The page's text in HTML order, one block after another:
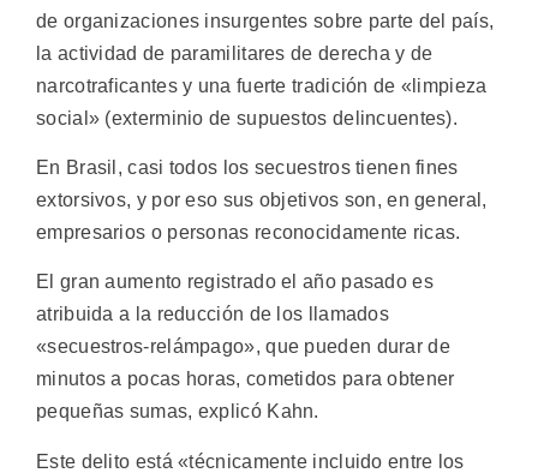
de organizaciones insurgentes sobre parte del país,
la actividad de paramilitares de derecha y de
narcotraficantes y una fuerte tradición de «limpieza
social» (exterminio de supuestos delincuentes).
En Brasil, casi todos los secuestros tienen fines
extorsivos, y por eso sus objetivos son, en general,
empresarios o personas reconocidamente ricas.
El gran aumento registrado el año pasado es
atribuida a la reducción de los llamados
«secuestros-relámpago», que pueden durar de
minutos a pocas horas, cometidos para obtener
pequeñas sumas, explicó Kahn.
Este delito está «técnicamente incluido entre los